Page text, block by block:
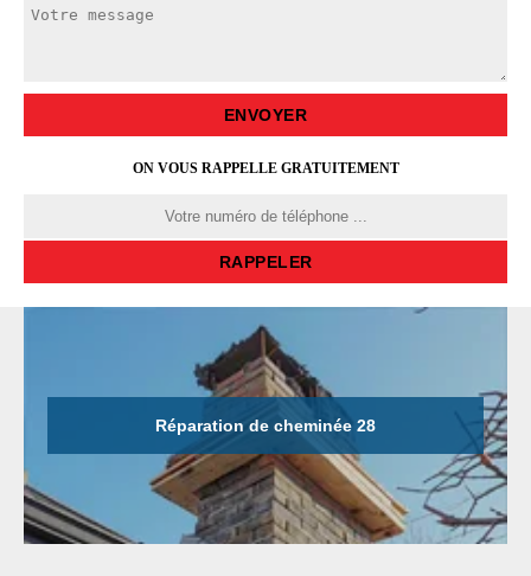
ON VOUS RAPPELLE GRATUITEMENT
Réparation de cheminée 28